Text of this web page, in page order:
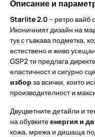
Описание и
Starlite 2.0– ретро вайб
Иконичният дизайн на
тук с гъвкава подметка,
естествено и живо
GSP2 ти предлага
еластичност и сигурно
избор за всички, които
производителност и
Двуцветните детайли и
на обувкитеенергия и
кожа, мрежа и дишаща